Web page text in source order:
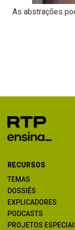
As abstrações
RECURSOS
TEMAS
DOSSIÊS
EXPLICADORES
PODCASTS
PROJETOS